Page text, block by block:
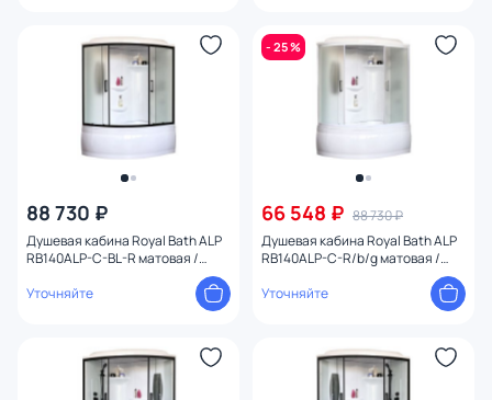
88 730 ₽
Душевая кабина Royal Bath ALP
RB140ALP-C-BL-R матовая /
Уточняйте
- 25 %
66 548 ₽ 88 730 ₽
Душевая кабина Royal Bath ALP
RB140ALP-C-R/b/g матовая /
Уточняйте